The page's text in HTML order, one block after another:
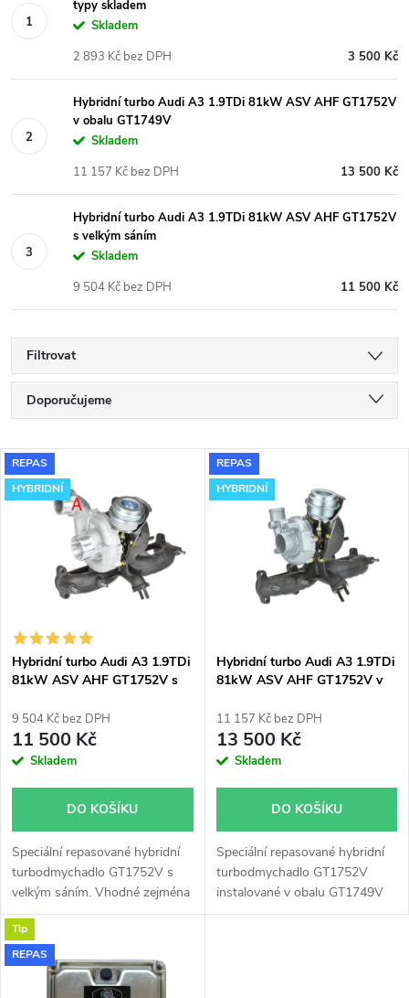
typy skladem
Skladem
3 500 Kč
2 893 Kč bez DPH
Hybridní turbo Audi A3 1.9TDi 81kW ASV AHF GT1752V
v obalu GT1749V
Skladem
13 500 Kč
11 157 Kč bez DPH
Hybridní turbo Audi A3 1.9TDi 81kW ASV AHF GT1752V
s velkým sáním
Skladem
11 500 Kč
9 504 Kč bez DPH
Filtrovat
Ř
a
z
í
p
r
o
u
k
t
Doporučujeme
Nejdražší
Nejprodávanější
Abecedně
V
ý
s
p
r
o
d
u
k
t
REPAS
HYBRIDNÍ
Hybridní turbo Audi A3 1.9TDi
81kW ASV AHF GT1752V s
9 504 Kč bez DPH
11 500 Kč
Skladem
DO KOŠÍKU
Speciální repasované hybridní
turbodmychadlo GT1752V s
velkým sáním. Vhodné zejména
k výkonnostním úpravám jako
např. chiptuning. Pro vůz Audi
A3 1.9TDi 81kW ASV AHF.
REPAS
HYBRIDNÍ
Hybridní turbo Audi A3 1.9TDi
81kW ASV AHF GT1752V v
11 157 Kč bez DPH
13 500 Kč
Skladem
DO KOŠÍKU
Speciální repasované hybridní
turbodmychadlo GT1752V
instalované v obalu GT1749V
(pro motory TDi 66-85KW).
Tip
REPAS